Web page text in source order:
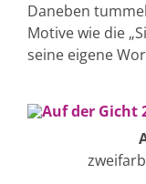
Daneben
Motive wie die
seine eigene